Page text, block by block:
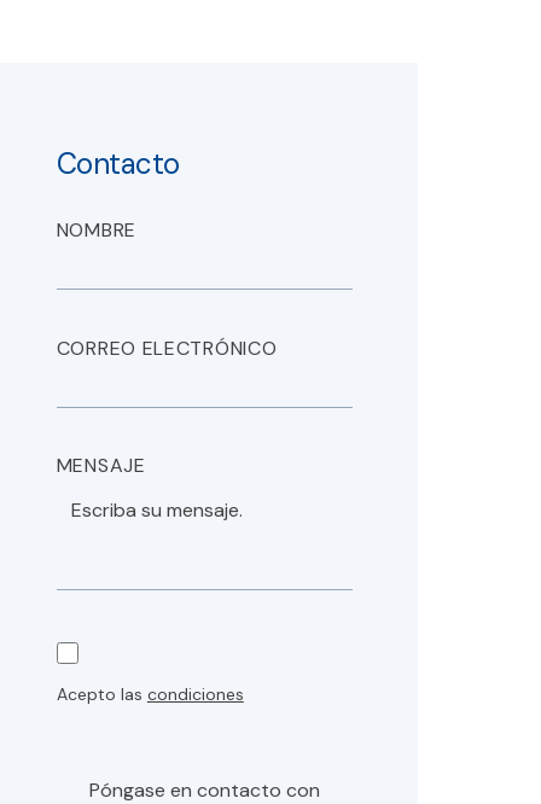
Contacto
NOMBRE
CORREO ELECTRÓNICO
MENSAJE
Acepto las condiciones
Póngase en contacto con